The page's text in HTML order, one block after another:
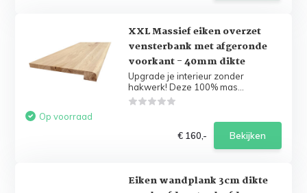
XXL Massief eiken overzet
vensterbank met afgeronde
voorkant - 40mm dikte
Upgrade je interieur zonder
hakwerk! Deze 100% mas...
Op voorraad
€ 160,-
Bekijken
Eiken wandplank 3cm dikte